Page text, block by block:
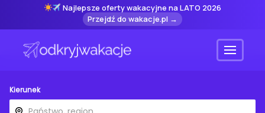
Najlepsze oferty wakacyjne na LATO 2026
Przejdź do wakacje.pl →
Menu
Kierunek